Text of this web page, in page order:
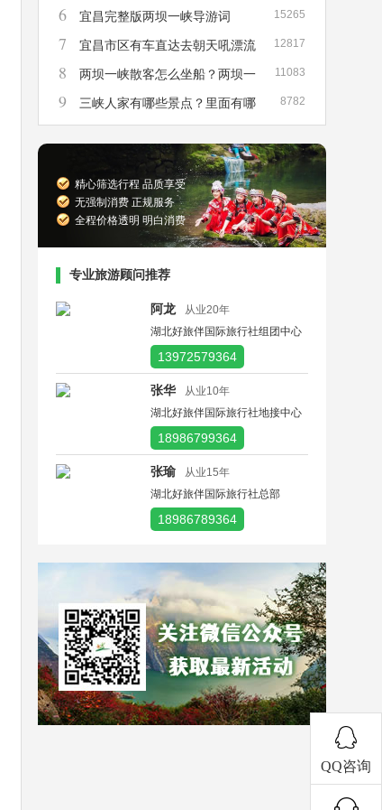
15265
6 宜昌完整版两坝一峡导游词
12817
7
宜昌市区有车直达去朝天吼漂流
吗？需要多长时间？多少钱？
11083
8
两坝一峡散客怎么坐船？两坝一
峡散客船票在哪里买
8782
9
三峡人家有哪些景点？里面有哪
精心筛选行程 品质享受
无强制消费 正规服务
全程价格透明 明白消费
专业旅游顾问推荐
阿龙
从业20年
湖北好旅伴国际旅行社组团中心
13972579364
张华
从业10年
湖北好旅伴国际旅行社地接中心
18986799364
张瑜
从业15年
湖北好旅伴国际旅行社总部
18986789364
QQ咨询